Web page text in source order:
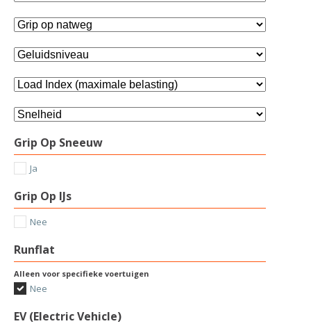
Grip Op Sneeuw
Ja
Grip Op IJs
Nee
Runflat
Alleen voor specifieke voertuigen
Nee
EV (Electric Vehicle)